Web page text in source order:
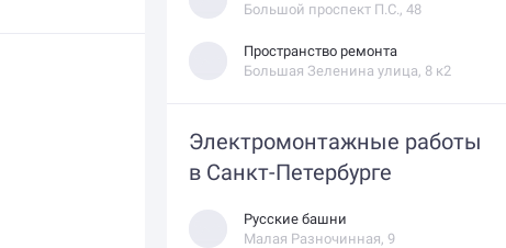
Большой проспект П.С., 48
Пространство ремонта
Большая Зеленина улица, 8 к2
Электромонтажные работы
в Санкт-Петербурге
Русские башни
Малая Разночинная, 9